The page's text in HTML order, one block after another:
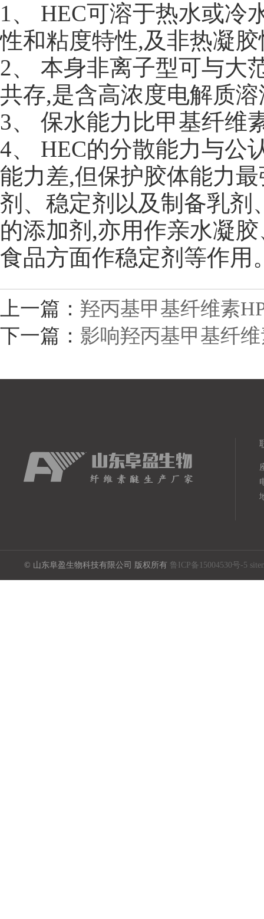
1、 HEC可溶于热水或冷
性和粘度特性,及非热凝
2、 本身非离子型可与大
共存,是含高浓度电解质
3、 保水能力比甲基纤维
4、 HEC的分散能力与公
能力差,但保护胶体能力
剂、稳定剂以及制备乳剂
的添加剂,亦用作亲水凝
食品方面作稳定剂等作用
上一篇： 羟丙基甲基纤维素
下一篇： 影响羟丙基甲基纤
© 山东阜盈生物科技有限公司 版权所有 鲁ICP备15004530号-5